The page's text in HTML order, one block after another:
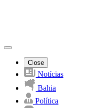
Close
Notícias
Bahia
Política